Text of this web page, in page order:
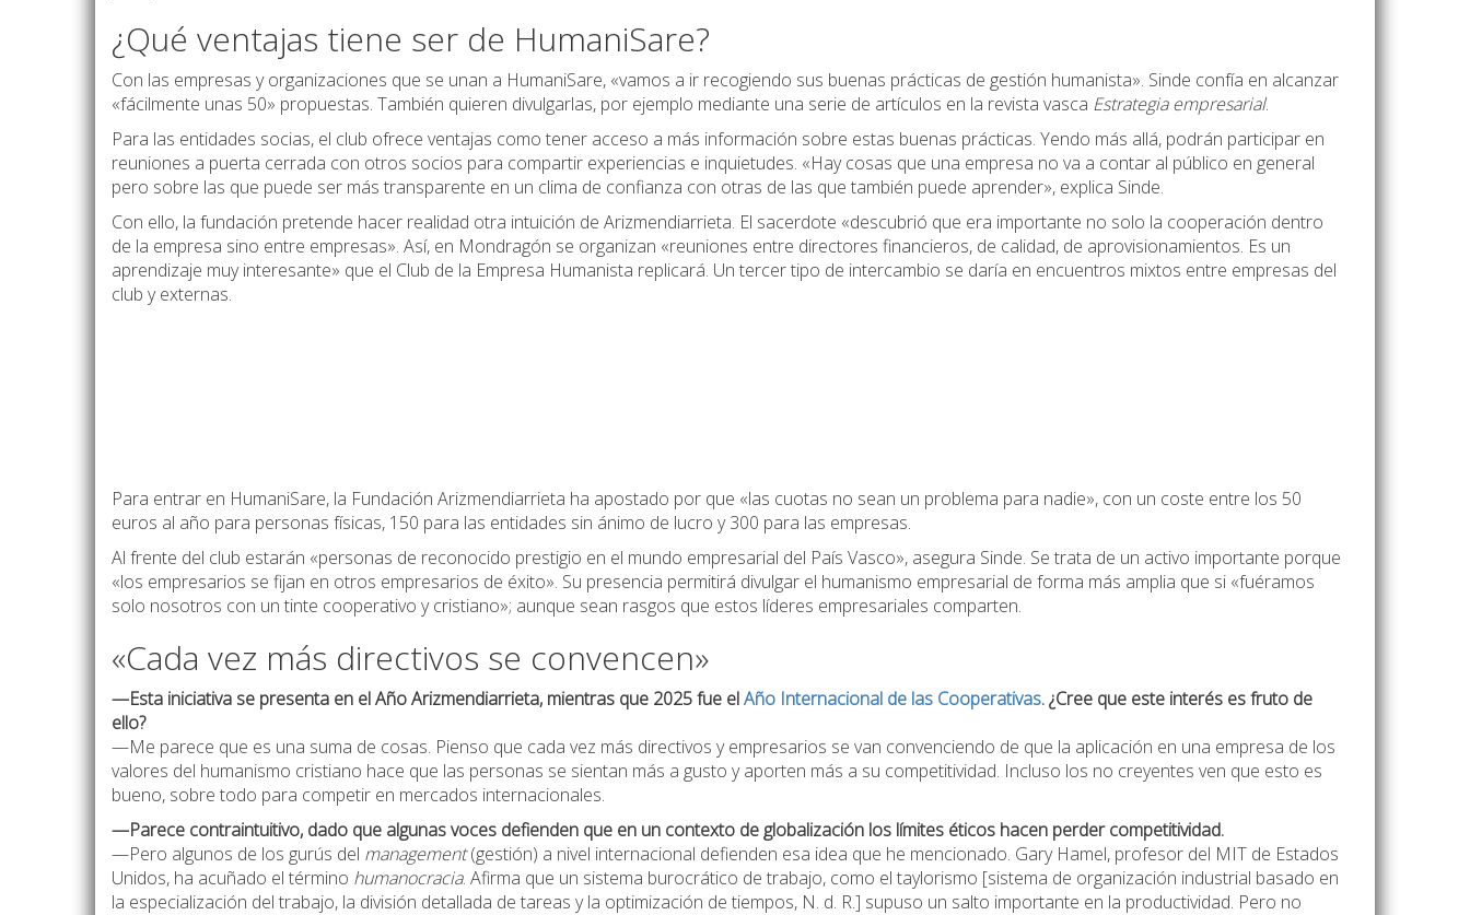
¿Qué ventajas tiene ser de HumaniSare?
Con las empresas y organizaciones que se unan a HumaniSare, «vamos a ir recogiendo sus buenas prácticas de gestión humanista». Sinde confía en alcanzar
«fácilmente unas 50» propuestas. También quieren divulgarlas, por ejemplo mediante una serie de artículos en la revista vasca Estrategia empresarial.
Para las entidades socias, el club ofrece ventajas como tener acceso a más información sobre estas buenas prácticas. Yendo más allá, podrán participar en
reuniones a puerta cerrada con otros socios para compartir experiencias e inquietudes. «Hay cosas que una empresa no va a contar al público en general
pero sobre las que puede ser más transparente en un clima de confianza con otras de las que también puede aprender», explica Sinde.
Con ello, la fundación pretende hacer realidad otra intuición de Arizmendiarrieta. El sacerdote «descubrió que era importante no solo la cooperación dentro
de la empresa sino entre empresas». Así, en Mondragón se organizan «reuniones entre directores financieros, de calidad, de aprovisionamientos. Es un
aprendizaje muy interesante» que el Club de la Empresa Humanista replicará. Un tercer tipo de intercambio se daría en encuentros mixtos entre empresas del
club y externas.
Para entrar en HumaniSare, la Fundación Arizmendiarrieta ha apostado por que «las cuotas no sean un problema para nadie», con un coste entre los 50
euros al año para personas físicas, 150 para las entidades sin ánimo de lucro y 300 para las empresas.
Al frente del club estarán «personas de reconocido prestigio en el mundo empresarial del País Vasco», asegura Sinde. Se trata de un activo importante porque
«los empresarios se fijan en otros empresarios de éxito». Su presencia permitirá divulgar el humanismo empresarial de forma más amplia que si «fuéramos
solo nosotros con un tinte cooperativo y cristiano»; aunque sean rasgos que estos líderes empresariales comparten.
«Cada vez más directivos se convencen»
—Esta iniciativa se presenta en el Año Arizmendiarrieta, mientras que 2025 fue elAño Internacional de las Cooperativas. ¿Cree que este interés es fruto de
ello?
—Me parece que es una suma de cosas. Pienso que cada vez más directivos y empresarios se van convenciendo de que la aplicación en una empresa de los
valores del humanismo cristiano hace que las personas se sientan más a gusto y aporten más a su competitividad. Incluso los no creyentes ven que esto es
bueno, sobre todo para competir en mercados internacionales.
—Parece contraintuitivo, dado que algunas voces defienden que en un contexto de globalización los límites éticos hacen perder competitividad.
—Pero algunos de los gurús del management(gestión) a nivel internacional defienden esa idea que he mencionado. Gary Hamel, profesor del MIT de Estados
Unidos, ha acuñado el término humanocracia. Afirma que un sistema burocrático de trabajo, como el taylorismo [sistema de organización industrial basado en
la especialización del trabajo, la división detallada de tareas y la optimización de tiempos, N. d. R.] supuso un salto importante en la productividad. Pero no